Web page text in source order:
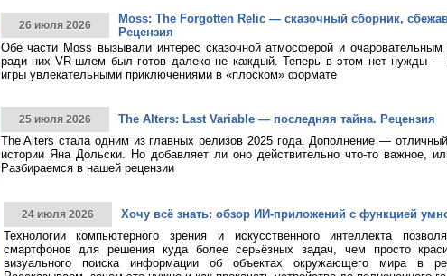
26 июля 2026
Moss: The Forgotten Relic — сказочный сборник,
Рецензия
Обе части Moss вызывали интерес сказочной атмосферой и очаровательным
ради них VR-шлем был готов далеко не каждый. Теперь в этом нет нужды —
игры увлекательными приключениями в «плоском» формате
25 июля 2026
The Alters: Last Variable — последняя тайна. Рецензия
The Alters стала одним из главных релизов 2025 года. Дополнение —
истории Яна Дольски. Но добавляет ли оно действительно что-то важное,
Разбираемся в нашей рецензии
24 июля 2026
Хочу всё знать: обзор ИИ-приложений с функцией
Технологии компьютерного зрения и искусственного интеллекта
смартфонов для решения куда более серьёзных задач, чем просто
визуального поиска информации об объектах окружающего мира в